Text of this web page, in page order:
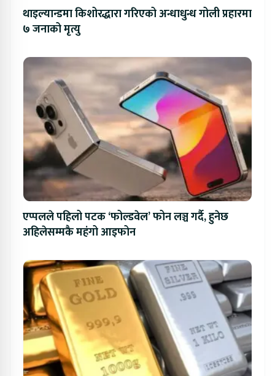
थाइल्यान्डमा किशोरद्धारा गरिएको अन्धाधुन्ध गोली प्रहारमा
७ जनाको मृत्यु
एप्पलले पहिलो पटक ‘फोल्डवेल’ फोन लञ्च गर्दै, हुनेछ
अहिलेसम्मकै महंगो आइफोन